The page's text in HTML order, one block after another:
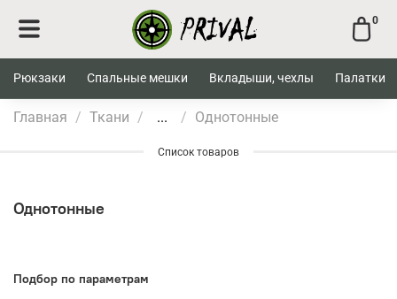
0
Рюкзаки Спальные мешки Вкладыши, чехлы Палатки
Главная Ткани ... Однотонные
Список товаров
Однотонные
Подбор по параметрам